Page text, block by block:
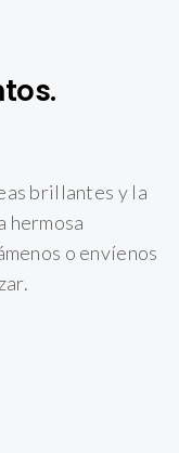
brillantes y la
hermosa
o envíenos